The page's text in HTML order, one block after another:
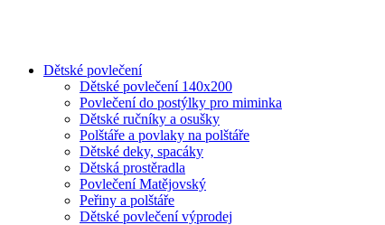
Dětské povlečení
Dětské povlečení 140x200
Povlečení do postýlky pro miminka
Dětské ručníky a osušky
Polštáře a povlaky na polštáře
Dětské deky, spacáky
Dětská prostěradla
Povlečení Matějovský
Peřiny a polštáře
Dětské povlečení výprodej